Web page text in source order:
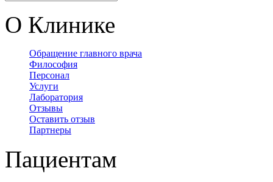
О Клинике
Обращение главного врача
Философия
Персонал
Услуги
Лаборатория
Отзывы
Оставить отзыв
Партнеры
Пациентам